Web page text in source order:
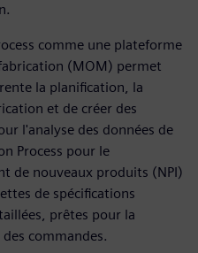
comme une plateforme
(MOM) permet
la planification, la
et de créer des
l'analyse des données de
Process pour le
de nouveaux produits (NPI)
de spécifications
prêtes pour la
commandes.